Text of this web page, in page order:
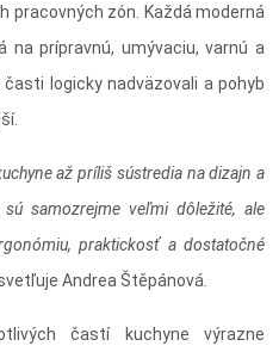
pracovných zón. Každá moderná
na prípravnú, umývaciu, varnú a
logicky nadväzovali a pohyb
až príliš sústredia na dizajn a
samozrejme veľmi dôležité, ale
praktickosť a dostatočné
Andrea Štěpánová.
častí kuchyne výrazne